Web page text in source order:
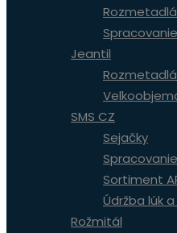
Rozmetadlá
Jeantil
Rozmetadlá
SMS CZ
Sejačky
Sortiment
Údržba lúk
Rožmitál